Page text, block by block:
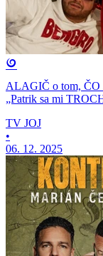
ALAGIČ o tom, ČO
„Patrik sa mi
TV JOJ
•
06. 12. 2025